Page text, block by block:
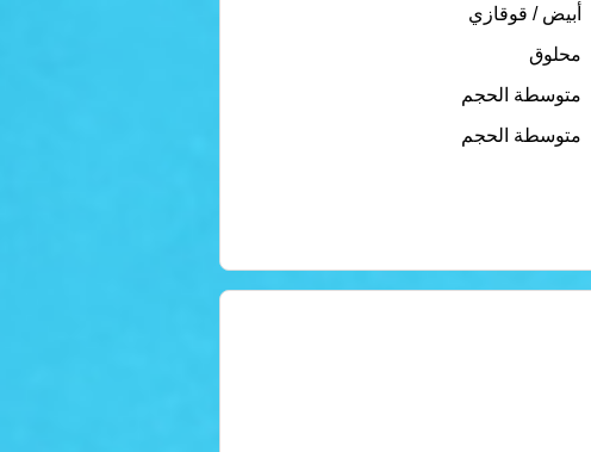
أبيض / قوقازي
محلوق
متوسطة الحجم
متوسطة الحجم